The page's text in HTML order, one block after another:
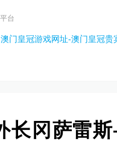
台
澳门皇冠游戏网址-澳门皇冠贵
长冈萨雷